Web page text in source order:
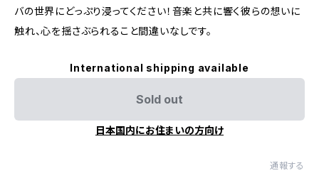
バの世界にどっぷり浸ってください！音楽と共に響く彼らの想いに
触れ、心を揺さぶられること間違いなしです。
International shipping available
Sold out
日本国内にお住まいの方向け
通報する